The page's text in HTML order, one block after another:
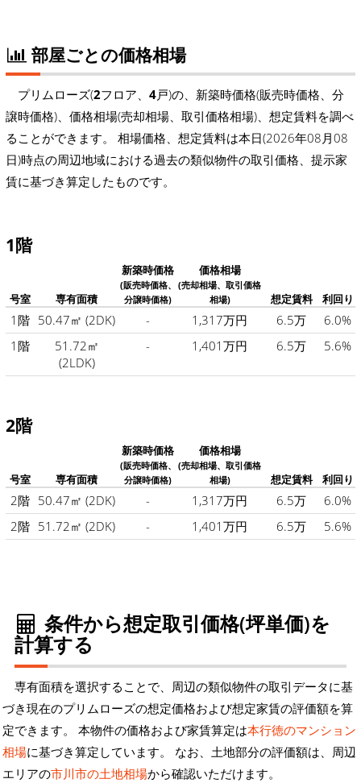
部屋ごとの価格相場
プリムローズ(2フロア、 4戸)の、新築時価格(販売時価格、分
譲時価格)、価格相場(売却相場、取引価格相場)、想定賃料を調べ
ることができます。 相場価格、想定賃料は本日(2026年08月08
日)時点の周辺地域における過去の類似物件の取引価格、提示家
賃に基づき算定したものです。
1階
号室 専有面積
新築時価格
(販売時価格、
分譲時価格)
価格相場
(売却相場、取引価格
相場)
想定賃料 利回り
1階 50.47㎡ (2DK) - 1,317万円 6.5万
6.0%
1階
51.72㎡
(2LDK)
- 1,401万円 6.5万 5.6%
2階
号室 専有面積
新築時価格
(販売時価格、
分譲時価格)
価格相場
(売却相場、取引価格
相場)
想定賃料 利回り
2階 50.47㎡ (2DK) - 1,317万円 6.5万
6.0%
2階 51.72㎡ (2DK) - 1,401万円 6.5万 5.6%
条件から想定取引価格(坪単価)を
計算する
専有面積を選択することで、周辺の類似物件の取引データに基
づき現在のプリムローズの想定価格および想定家賃の評価額を算
定できます。 本物件の価格および家賃算定は本行徳のマンション
相場に基づき算定しています。 なお、土地部分の評価額は、周辺
エリアの市川市の土地相場から確認いただけます。